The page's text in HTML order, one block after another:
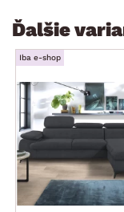
vrátane
rohový pôdorys –
zaoblené tvary
ľavá/pravá bočná
vypolstrovaná)
sedák: stredne
operadlo:
bedrovej oblasti
Ďalšie
Iba e-shop